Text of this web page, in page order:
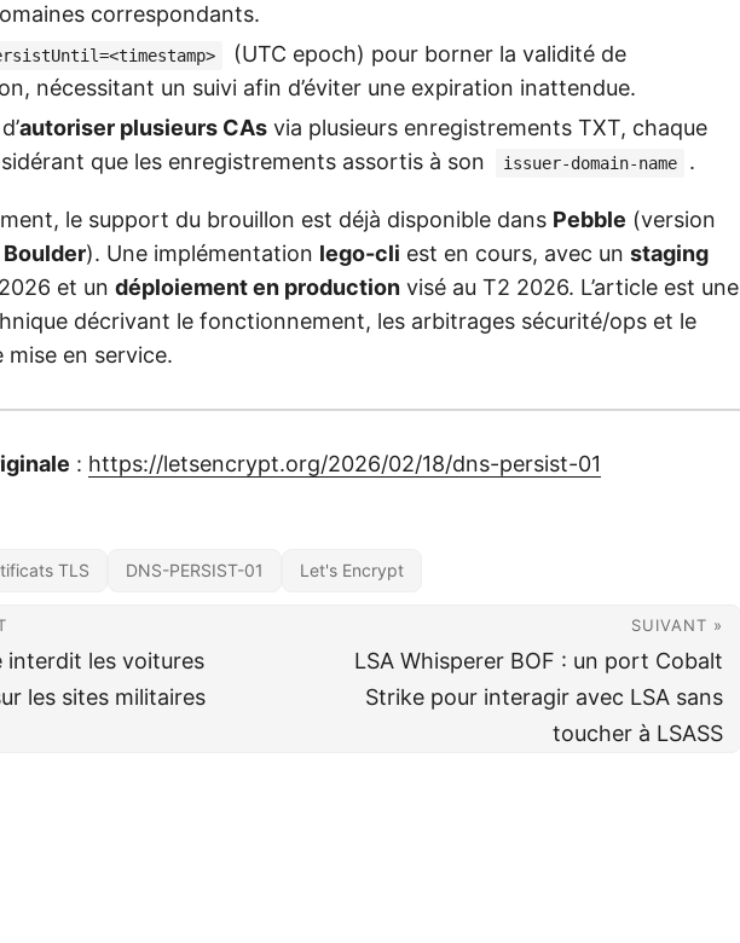
correspondants.
(UTC epoch) pour borner la validité de
nécessitant un suivi afin d’éviter une expiration inattendue.
autoriser plusieurs CAs via plusieurs enregistrements TXT, chaque
que les enregistrements assortis à son
issuer-domain-name .
le support du brouillon est déjà disponible dans Pebble (version
Boulder). Une implémentation lego-cli est en cours, avec un staging
et un déploiement en production visé au T2 2026. L’article est une
décrivant le fonctionnement, les arbitrages sécurité/ops et le
mise en service.
: https://letsencrypt.org/2026/02/18/dns-persist-01
TLS DNS-PERSIST-01 Let's Encrypt
interdit les voitures
les sites militaires
SUIVANT »
LSA Whisperer BOF : un port Cobalt
Strike pour interagir avec LSA sans
toucher à LSASS